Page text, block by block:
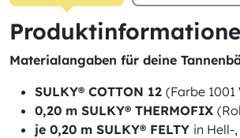
Materialangaben für deine
SULKY® COTTON 12 (Farbe 1001
0,20 m SULKY® THERMOFIX
je 0,20 m SULKY® FELTY in Hell-